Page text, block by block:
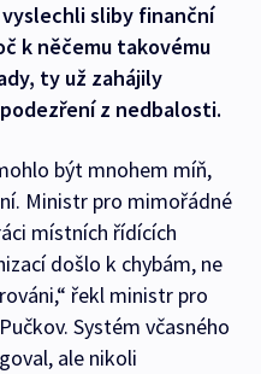
sliby finanční
k něčemu takovému
ty už zahájily
z nedbalosti.
být mnohem míň,
Ministr pro mimořádné
místních řídících
došlo k chybám, ne
řekl ministr pro
Systém včasného
ale nikoli